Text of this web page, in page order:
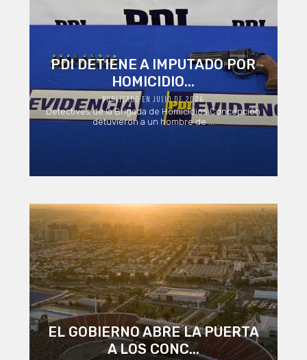
PDI DETIENE A IMPUTADO POR
HOMICIDIO...
PUBLICADO EN JULIO DE 2026
Detectives de la Brigada de Homicidios Concepción
detuvieron a un hombre de ...
EL GOBIERNO ABRE LA PUERTA
A LOS CONC...